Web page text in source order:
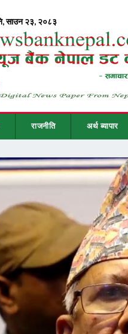
राजनीति अर्थ ब्यापार